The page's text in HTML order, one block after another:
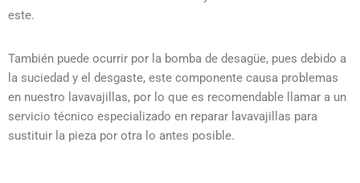
este.
También puede ocurrir por la bomba de desagüe, pues debido a
la suciedad y el desgaste, este componente causa problemas
en nuestro lavavajillas, por lo que es recomendable llamar a un
servicio técnico especializado en reparar lavavajillas para
sustituir la pieza por otra lo antes posible.